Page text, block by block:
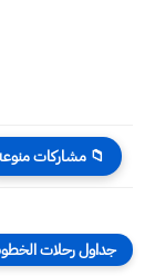
📁 مشاركات
جداول رحلات